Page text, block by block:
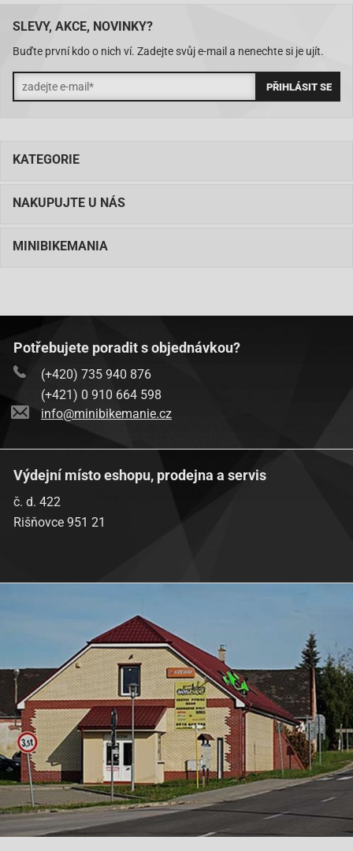
SLEVY, AKCE, NOVINKY?
Buďte první kdo o nich ví. Zadejte svůj e-mail a nenechte si je ujít.
KATEGORIE
NAKUPUJTE U NÁS
MINIBIKEMANIA
Potřebujete poradit s objednávkou?
(+420) 735 940 876
(+421) 0 910 664 598
info@minibikemanie.cz
Výdejní místo eshopu, prodejna a servis
č. d. 422
Rišňovce 951 21